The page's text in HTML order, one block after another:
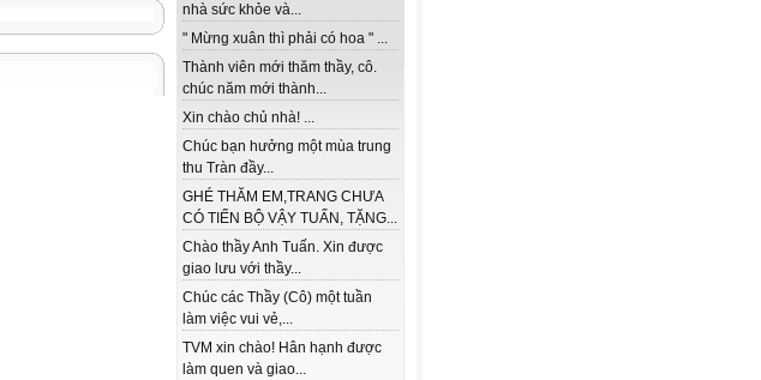
nhà sức khỏe và...
" Mừng xuân thì phải có hoa " ...
Thành viên mới thăm thầy, cô.
chúc năm mới thành...
Xin chào chủ nhà! ...
Chúc bạn hưởng một mùa trung
thu Tràn đầy...
GHÉ THĂM EM,TRANG CHƯA
CÓ TIẾN BỘ VẬY TUẤN, TẶNG...
Chào thầy Anh Tuấn. Xin được
giao lưu với thầy...
Chúc các Thầy (Cô) một tuần
làm việc vui vẻ,...
TVM xin chào! Hân hạnh được
làm quen và giao...